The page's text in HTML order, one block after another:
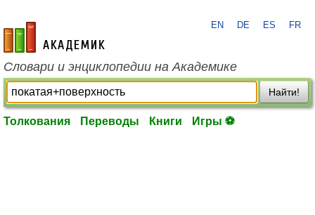
academic.ru
EN DE ES FR
Словари и энциклопедии на Академике
Найти!
Толкования Переводы Книги Игры ⚽